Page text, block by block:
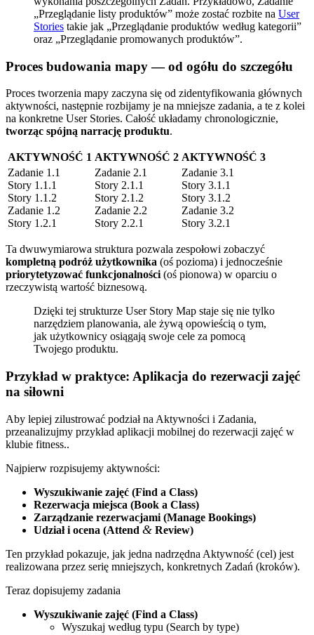
„Przeglądanie listy produktów” może zostać rozbite na User
Stories takie jak „Przeglądanie produktów według kategorii”
oraz „Przeglądanie promowanych produktów”.
Proces budowania mapy — od ogółu do szczegółu
Proces tworzenia mapy zaczyna się od zidentyfikowania głównych
aktywności, następnie rozbijamy je na mniejsze zadania, a te z kolei
na konkretne User Stories. Całość układamy chronologicznie,
tworząc spójną narrację produktu.
AKTYWNOŚĆ 1 AKTYWNOŚĆ 2 AKTYWNOŚĆ 3
Zadanie 1.1
Story 1.1.1
Story 1.1.2
Zadanie 1.2
Story 1.2.1
Zadanie 2.1
Story 2.1.1
Story 2.1.2
Zadanie 2.2
Story 2.2.1
Zadanie 3.1
Story 3.1.1
Story 3.1.2
Zadanie 3.2
Story 3.2.1
Ta dwuwymiarowa struktura pozwala zespołowi zobaczyć
kompletną podróż użytkownika (oś pozioma) i jednocześnie
priorytetyzować funkcjonalności (oś pionowa) w oparciu o
rzeczywistą wartość biznesową.
Dzięki tej strukturze User Story Map staje się nie tylko
narzędziem planowania, ale żywą opowieścią o tym,
jak użytkownicy osiągają swoje cele za pomocą
Twojego produktu.
Przykład w praktyce: Aplikacja do rezerwacji zajęć
na siłowni
Aby lepiej zilustrować podział na Aktywności i Zadania,
przeanalizujmy przykład aplikacji mobilnej do rezerwacji zajęć w
klubie fitness..
Najpierw rozpisujemy aktywności:
Wyszukiwanie zajęć (Find a Class)
Rezerwacja miejsca (Book a Class)
Zarządzanie rezerwacjami (Manage Bookings)
Udział i ocena (Attend & Review)
Ten przykład pokazuje, jak jedna nadrzędna Aktywność (cel) jest
realizowana przez serię mniejszych, konkretnych Zadań (kroków).
Teraz dopisujemy zadania
Wyszukiwanie zajęć (Find a Class)
Wyszukaj według typu (Search by type)